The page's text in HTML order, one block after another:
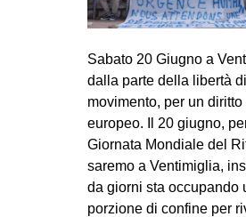
ZAM
MOBILITAZIONI
SPAZI
SPORT
MOVIMENTI
AMBIENTE
Sabato 20 Giugno a
dalla parte della libertà di
movimento, per un
europeo. Il 20 giugno,
Giornata Mondiale del
saremo a Ventimiglia,
da giorni sta occupando
porzione di confine per